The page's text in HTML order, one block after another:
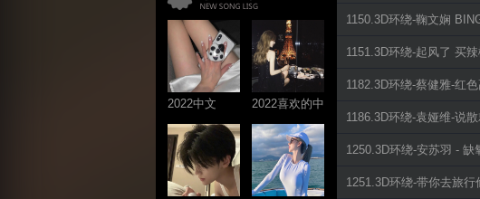
2022中文
ProgHouse歌
曲
2022喜欢的中
文DJ舞曲
1150.3D环绕-鞠文娴
1151.3D环绕-起风了 买
1182.3D环绕-蔡健雅-红
1186.3D环绕-袁娅维-说
1250.3D环绕-安苏羽 - 缺
1251.3D环绕-带你去旅